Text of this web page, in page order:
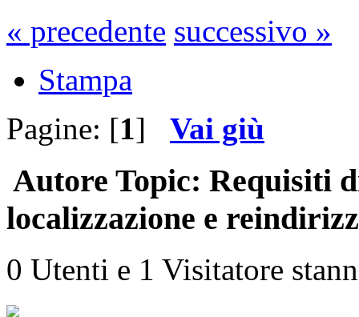
« precedente successivo »
Stampa
Pagine: [1] Vai giù
Autore Topic: Requisiti
localizzazione e
0 Utenti e 1 Visitatore